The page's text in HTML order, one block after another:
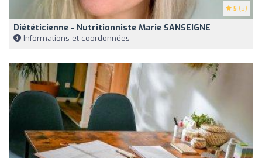
5 (5)
Diététicienne - Nutritionniste Marie SANSEIGNE
Informations et coordonnées